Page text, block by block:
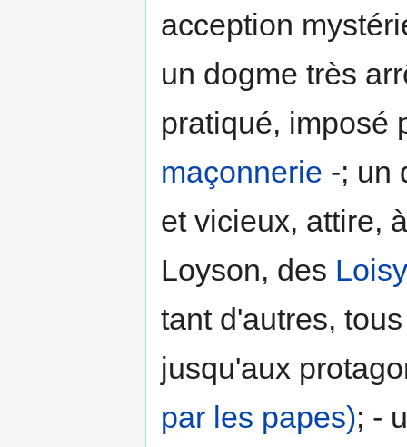
acception
un dogme très
pratiqué, imposé
maçonnerie -; un
et vicieux, attire,
Loyson, des Loisy
tant d'autres,
jusqu'aux
par les papes); -